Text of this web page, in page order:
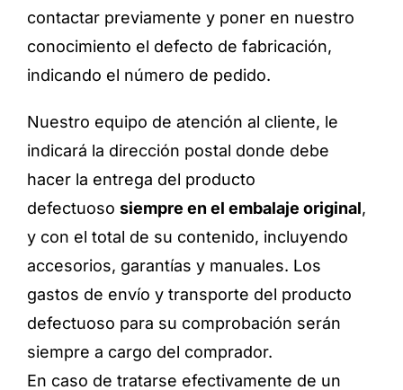
contactar previamente y poner en nuestro
conocimiento el defecto de fabricación,
indicando el número de pedido.
Nuestro equipo de atención al cliente, le
indicará la dirección postal donde debe
hacer la entrega del producto
defectuoso siempre en el embalaje original,
y con el total de su contenido, incluyendo
accesorios, garantías y manuales. Los
gastos de envío y transporte del producto
defectuoso para su comprobación serán
siempre a cargo del comprador.
En caso de tratarse efectivamente de un